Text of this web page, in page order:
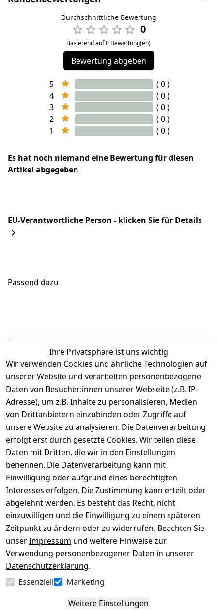
Durchschnittliche Bewertung
0
Basierend auf 0 Bewertung(en)
Bewertung abgeben
5
( 0 )
4
( 0 )
3
( 0 )
2
( 0 )
1
( 0 )
Es hat noch niemand eine Bewertung für diesen
Artikel abgegeben
EU-Verantwortliche Person - klicken Sie für Details
Passend dazu
Ähnliche Produkte
Ihre Privatsphäre ist uns wichtig
Wir verwenden Cookies und ähnliche Technologien auf
unserer Website und verarbeiten personenbezogene
Daten von Besucher:innen unserer Webseite (z.B. IP-
Adresse), um z.B. Inhalte zu personalisieren, Medien
von Drittanbietern einzubinden oder Zugriffe auf
unsere Website zu analysieren. Die Datenverarbeitung
erfolgt erst durch gesetzte Cookies. Wir teilen diese
Daten mit Dritten, die wir in den Einstellungen
benennen. Die Datenverarbeitung kann mit
Einwilligung oder aufgrund eines berechtigten
Interesses erfolgen. Die Zustimmung kann erteilt oder
abgelehnt werden. Es besteht das Recht, nicht
einzuwilligen und die Einwilligung zu einem späteren
Zeitpunkt zu ändern oder zu widerrufen. Beachten Sie
unserImpressum und weitere Hinweise zur
Verwendung personenbezogener Daten in unserer
Datenschutzerklärung.
Essenziell
Marketing
Weitere Einstellungen
Rechtliches
AGB
Impressum
Datenschutze
rklärung
Barrierefreihe
itserklärung
Widerrufsrec
ht
Über uns
Kontakt
Registrieren
Kataloge zum
Download
Pflege &
Kundendienst
Kiefermöbel
Hilfe
Wir
versenden
mit
Zahle
bequem per
Vertrag
widerrufen